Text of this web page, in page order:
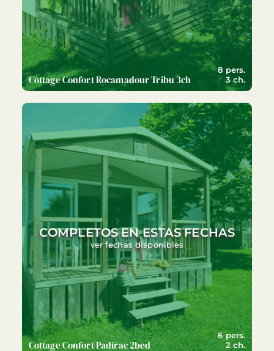
Cottage Confort Rocamadour Tribu 3ch
8 pers.
3 ch.
COMPLETOS EN ESTAS FECHAS
ver fechas disponibles
Cottage Confort Padirac 2bed
6 pers.
2 ch.